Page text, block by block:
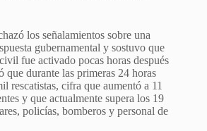
los señalamientos sobre una
gubernamental y sostuvo que
fue activado pocas horas después
que durante las primeras 24 horas
rescatistas, cifra que aumentó a 11
y que actualmente supera los 19
policías, bomberos y personal de